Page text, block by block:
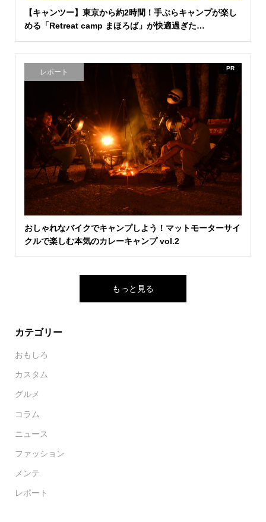
【キャンツー】東京から約2時間！手ぶらキャンプが楽し
める「Retreat camp まほろば」が快適過ぎた…
レポート PR
おしゃれなバイクでキャンプしよう！マットモーターサイ
クルで楽しむ本気のカレーキャンプ vol.2
もっと見る
カテゴリー
おもしろ
カスタム
グルメ
コラム
ニュース
ファッション
メンテ
レポート